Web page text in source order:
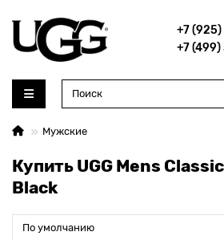
+7
+7
Мужские
Купить UGG Mens
Black